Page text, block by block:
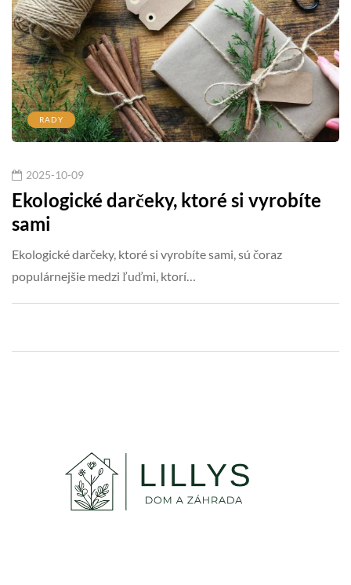
RADY
2025-10-09
Ekologické darčeky, ktoré si vyrobíte
sami
Ekologické darčeky, ktoré si vyrobíte sami, sú čoraz
populárnejšie medzi ľuďmi, ktorí…